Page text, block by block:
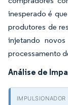
inesperado é
produtores de
injetando
processamento
Análise de